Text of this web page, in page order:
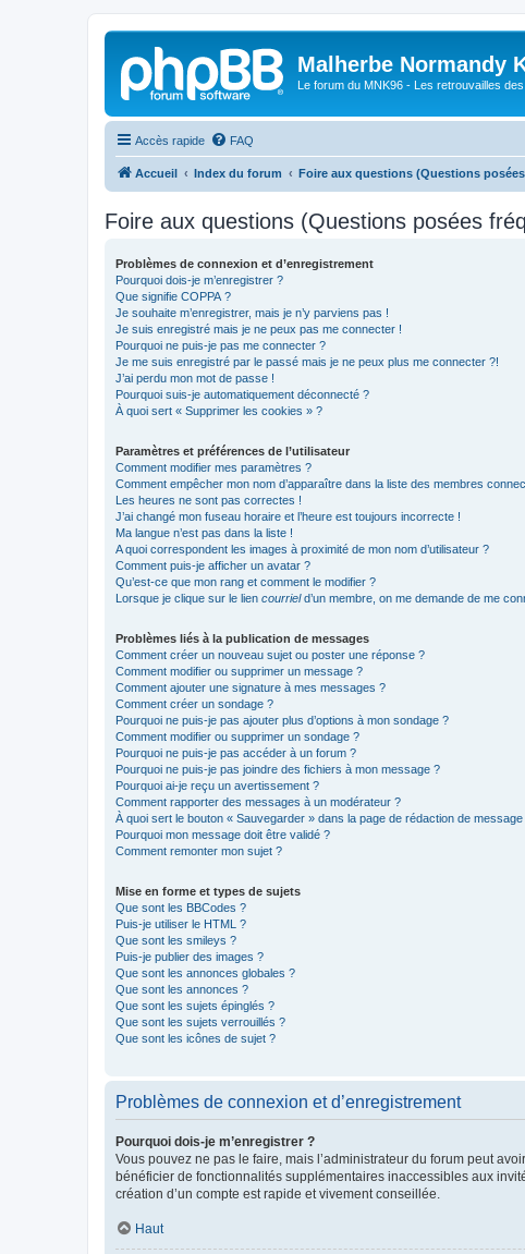
Malherbe Normandy
Le forum du MNK96 - Les retrouvailles
Accès rapide FAQ
Accueil Index du forum Foire aux questions (Questions
Foire aux questions (Questions posées
Problèmes de connexion et d’enregistrement
Pourquoi dois-je m’enregistrer ?
Que signifie COPPA ?
Je souhaite m’enregistrer, mais je n’y parviens pas !
Je suis enregistré mais je ne peux pas me connecter !
Pourquoi ne puis-je pas me connecter ?
Je me suis enregistré par le passé mais je ne peux plus me connecter ?!
J’ai perdu mon mot de passe !
Pourquoi suis-je automatiquement déconnecté ?
À quoi sert « Supprimer les cookies » ?
Paramètres et préférences de l’utilisateur
Comment modifier mes paramètres ?
Comment empêcher mon nom d’apparaître dans la liste des membres
Les heures ne sont pas correctes !
J’ai changé mon fuseau horaire et l’heure est toujours incorrecte !
Ma langue n’est pas dans la liste !
A quoi correspondent les images à proximité de mon nom d’utilisateur ?
Comment puis-je afficher un avatar ?
Qu’est-ce que mon rang et comment le modifier ?
Lorsque je clique sur le lien courrield’un membre, on me demande de me
Problèmes liés à la publication de messages
Comment créer un nouveau sujet ou poster une réponse ?
Comment modifier ou supprimer un message ?
Comment ajouter une signature à mes messages ?
Comment créer un sondage ?
Pourquoi ne puis-je pas ajouter plus d’options à mon sondage ?
Comment modifier ou supprimer un sondage ?
Pourquoi ne puis-je pas accéder à un forum ?
Pourquoi ne puis-je pas joindre des fichiers à mon message ?
Pourquoi ai-je reçu un avertissement ?
Comment rapporter des messages à un modérateur ?
À quoi sert le bouton « Sauvegarder » dans la page de rédaction de message
Pourquoi mon message doit être validé ?
Comment remonter mon sujet ?
Mise en forme et types de sujets
Que sont les BBCodes ?
Puis-je utiliser le HTML ?
Que sont les smileys ?
Puis-je publier des images ?
Que sont les annonces globales ?
Que sont les annonces ?
Que sont les sujets épinglés ?
Que sont les sujets verrouillés ?
Que sont les icônes de sujet ?
Problèmes de connexion et d’enregistrement
Pourquoi dois-je m’enregistrer ?
Vous pouvez ne pas le faire, mais l’administrateur du forum peut
bénéficier de fonctionnalités supplémentaires inaccessibles aux
création d’un compte est rapide et vivement conseillée.
Haut